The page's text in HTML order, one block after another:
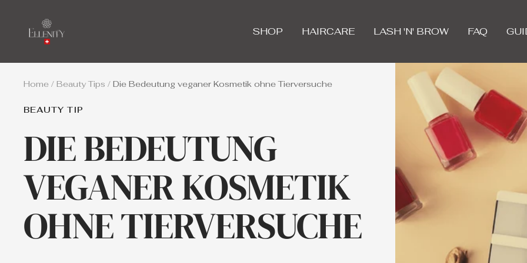
content
SHOP HAIRCARE LASH 'N' BROW FAQ
Ellenity
Home Beauty Tips Die Bedeutung veganer Kosmetik ohne Tierversuche
BEAUTY TIP
DIE BEDEUTUNG
VEGANER KOSMETIK
OHNE TIERVERSUCHE